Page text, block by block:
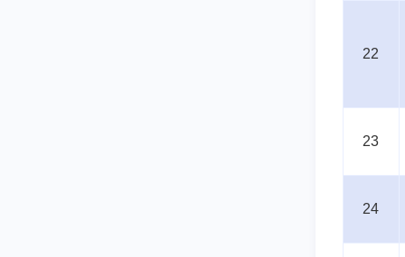
22
23
24